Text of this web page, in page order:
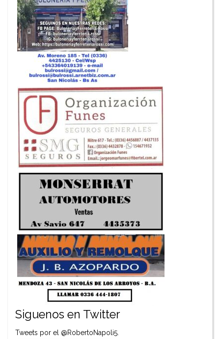
Siguenos en Twitter
Tweets por el @RobertoNapoli5.